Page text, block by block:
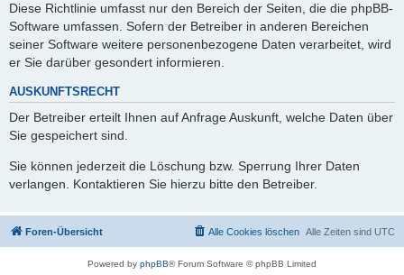
Diese Richtlinie umfasst nur den Bereich der Seiten, die die phpBB-
Software umfassen. Sofern der Betreiber in anderen Bereichen
seiner Software weitere personenbezogene Daten verarbeitet, wird
er Sie darüber gesondert informieren.
AUSKUNFTSRECHT
Der Betreiber erteilt Ihnen auf Anfrage Auskunft, welche Daten über
Sie gespeichert sind.
Sie können jederzeit die Löschung bzw. Sperrung Ihrer Daten
verlangen. Kontaktieren Sie hierzu bitte den Betreiber.
Foren-Übersicht Alle Zeiten sind UTC
Alle Cookies löschen
Powered by phpBB® Forum Software © phpBB Limited